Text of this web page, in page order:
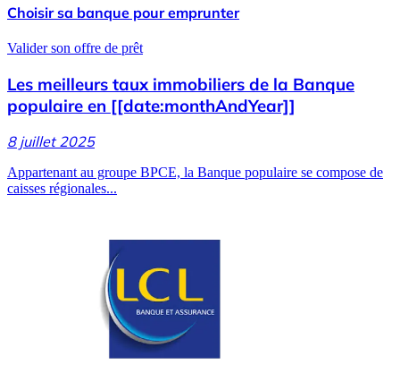
Choisir sa banque pour emprunter
Valider son offre de prêt
Les meilleurs taux immobiliers de la Banque
populaire en [[date:monthAndYear]]
8 juillet 2025
Appartenant au groupe BPCE, la Banque populaire se compose de
caisses régionales...